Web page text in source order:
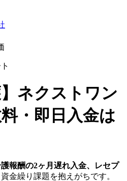
】 ネクストワン
・即日入金は
報酬の2ヶ月遅れ入金、レセプ
金繰り課題を抱えがちです。